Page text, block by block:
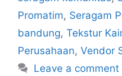
Promatim, Seragam
bandung, Tekstur
Perusahaan, Vendor
Leave a comment